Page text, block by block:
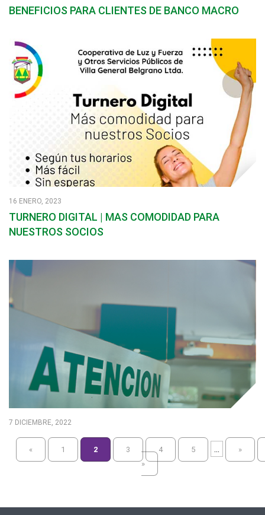
BENEFICIOS PARA CLIENTES DE BANCO MACRO
16 ENERO, 2023
TURNERO DIGITAL | MAS COMODIDAD PARA
NUESTROS SOCIOS
7 DICIEMBRE, 2022
« 1 2 3 4 5 ...
»
»